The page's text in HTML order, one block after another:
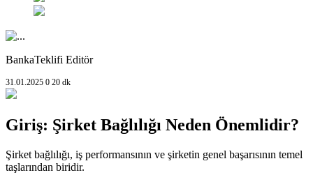
BankaTeklifi Editör
31.01.2025 0 20 dk
Giriş: Şirket Bağlılığı Neden Önemlidir?
Şirket bağlılığı, iş performansının ve şirketin genel başarısının temel
taşlarından biridir.